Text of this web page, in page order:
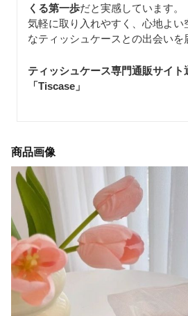
くる第一歩だと実感しています。
気軽に取り入れやすく、心地よ
なティッシュケースとの出会いを
ティッシュケース専門通販サイト
「Tiscase 」
商品画像